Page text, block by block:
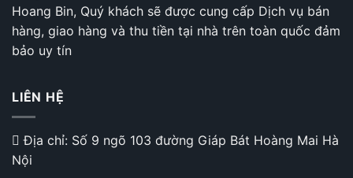
Hoang Bin, Quý khách sẽ được cung cấp Dịch vụ bán
hàng, giao hàng và thu tiền tại nhà trên toàn quốc đảm
bảo uy tín
LIÊN HỆ
Địa chỉ: Số 9 ngõ 103 đường Giáp Bát Hoàng Mai Hà
Nội